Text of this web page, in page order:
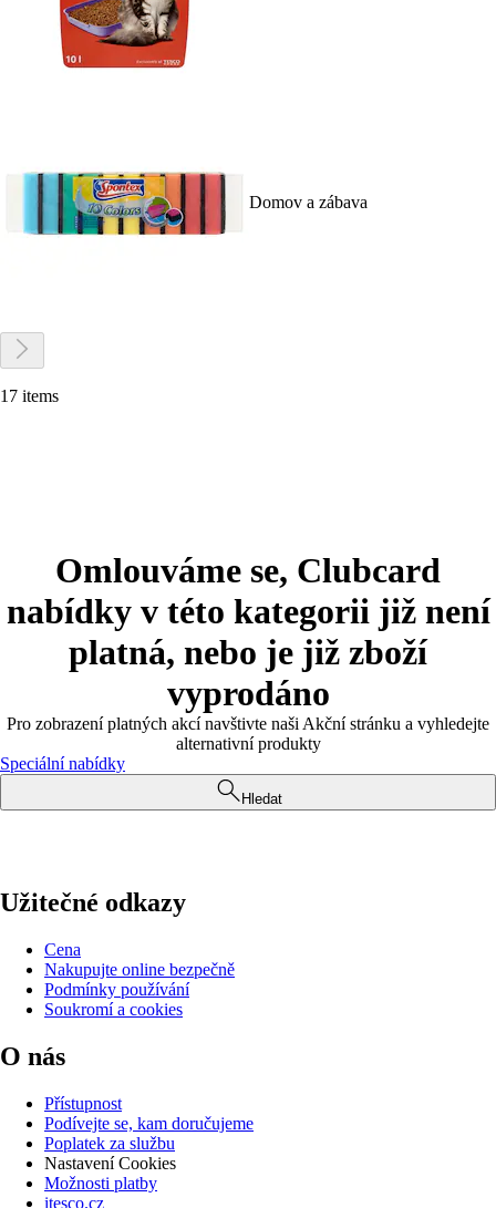
Domov a zábava
17 items
Omlouváme se, Clubcard
nabídky v této kategorii již není
platná, nebo je již zboží
vyprodáno
Pro zobrazení platných akcí navštivte naši Akční stránku a vyhledejte
alternativní produkty
Speciální nabídky
Hledat
Užitečné odkazy
Cena
Nakupujte online bezpečně
Podmínky používání
Soukromí a cookies
O nás
Přístupnost
Podívejte se, kam doručujeme
Poplatek za službu
Nastavení Cookies
Možnosti platby
itesco.cz